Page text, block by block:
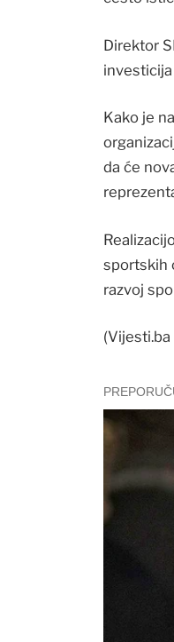
Direktor
Kako je
da će
sportskih
razvoj
(Vijesti.ba